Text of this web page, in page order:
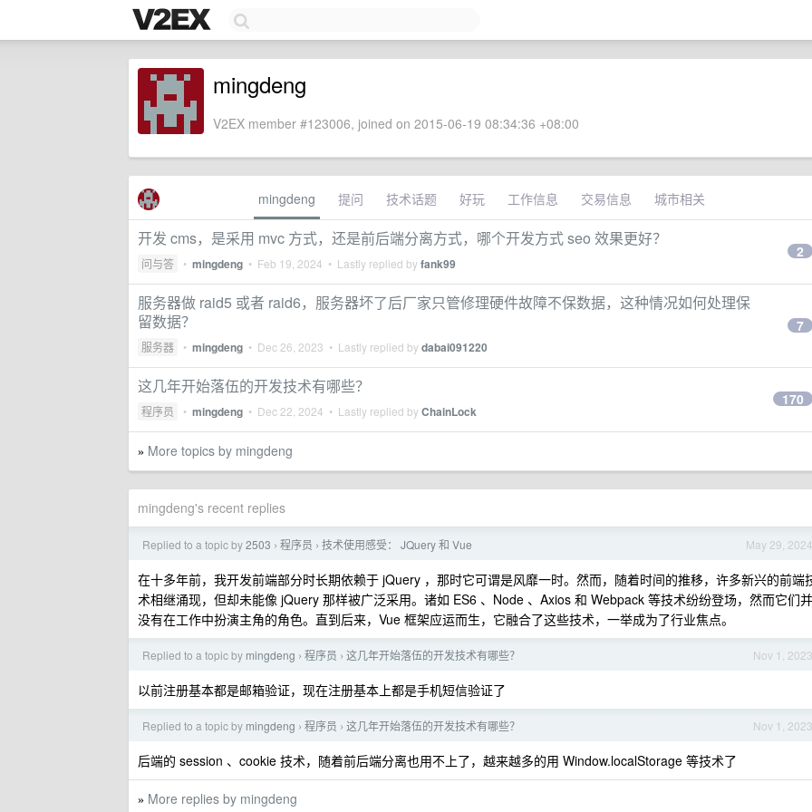
mingdeng
V2EX member #123006, joined on 2015-06-19 08:34:36 +08:00
mingdeng 提问 技术话题 好玩 工作信息 交易信息 城市相关
开发 cms，是采用 mvc 方式，还是前后端分离方式，哪个开发方式 seo 效果更好？
问与答 • mingdeng • Feb 19, 2024 • Lastly replied byfank99
2
服务器做 raid5 或者 raid6，服务器坏了后厂家只管修理硬件故障不保数据，这种情况如何处理保
留数据？
服务器 • mingdeng • Dec 26, 2023 • Lastly replied bydabai091220
7
这几年开始落伍的开发技术有哪些？
程序员 • mingdeng • Dec 22, 2024 • Lastly replied byChainLock
170
» More topics by mingdeng
mingdeng's recent replies
May 29, 2024
Replied to a topic by2503 › 程序员 › 技术使用感受： JQuery 和 Vue
在十多年前，我开发前端部分时长期依赖于 jQuery ，那时它可谓是风靡一时。然而，随着时间的推移，许多新兴的前端
术相继涌现，但却未能像 jQuery 那样被广泛采用。诸如 ES6 、Node 、Axios 和 Webpack 等技术纷纷登场，然而它们并
没有在工作中扮演主角的角色。直到后来，Vue 框架应运而生，它融合了这些技术，一举成为了行业焦点。
Nov 1, 2023
Replied to a topic by mingdeng › 程序员 › 这几年开始落伍的开发技术有哪些？
以前注册基本都是邮箱验证，现在注册基本上都是手机短信验证了
Nov 1, 2023
Replied to a topic by mingdeng › 程序员 › 这几年开始落伍的开发技术有哪些？
后端的 session 、cookie 技术，随着前后端分离也用不上了，越来越多的用 Window.localStorage 等技术了
» More replies by mingdeng